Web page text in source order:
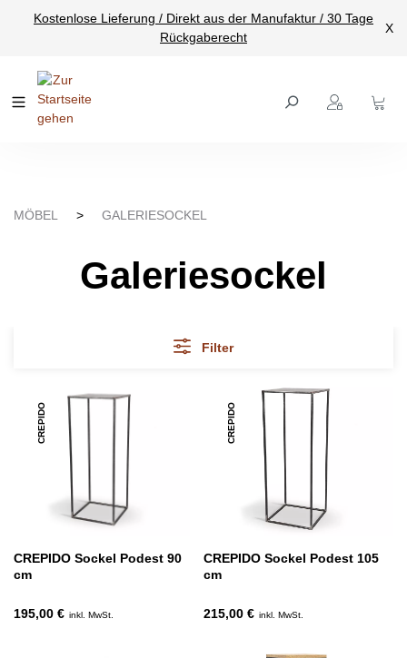
springen
Kostenlose Lieferung / Direkt aus der Manufaktur / 30 Tage
Rückgaberecht
X
MÖBEL > GALERIESOCKEL
Galeriesockel
Filter
CREPIDO
CREPIDO Sockel Podest 90
cm
195,00 € inkl. MwSt.
CREPIDO
CREPIDO Sockel Podest 105
cm
215,00 € inkl. MwSt.